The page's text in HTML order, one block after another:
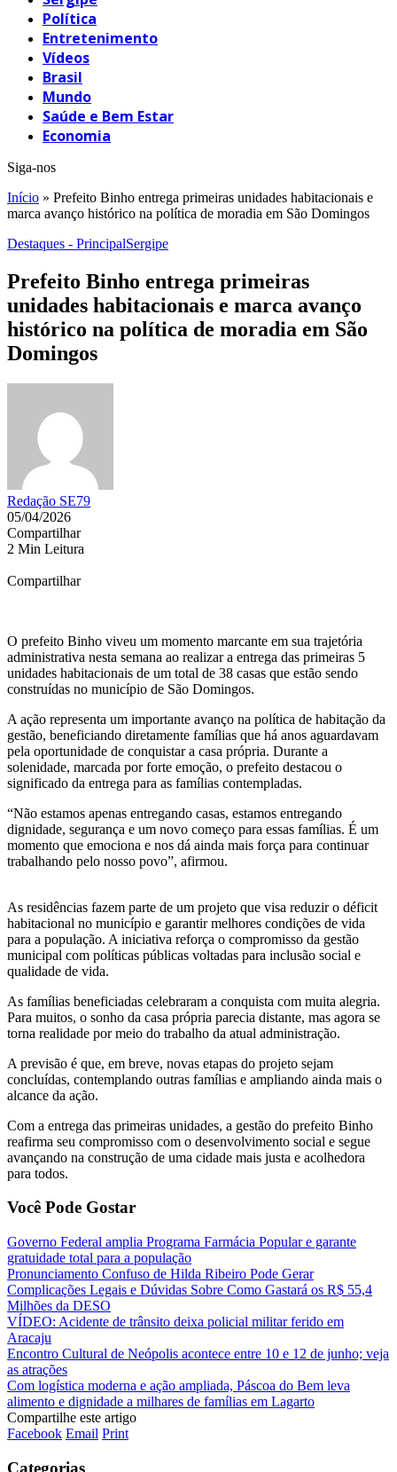
Política
Entretenimento
Vídeos
Brasil
Mundo
Saúde e Bem Estar
Economia
Siga-nos
Início » Prefeito Binho entrega primeiras unidades habitacionais e
marca avanço histórico na política de moradia em São Domingos
Destaques - PrincipalSergipe
Prefeito Binho entrega primeiras
unidades habitacionais e marca avanço
histórico na política de moradia em São
Domingos
Redação SE79
05/04/2026
Compartilhar
2 Min Leitura
Compartilhar
O prefeito Binho viveu um momento marcante em sua trajetória
administrativa nesta semana ao realizar a entrega das primeiras 5
unidades habitacionais de um total de 38 casas que estão sendo
construídas no município de São Domingos.
A ação representa um importante avanço na política de habitação da
gestão, beneficiando diretamente famílias que há anos aguardavam
pela oportunidade de conquistar a casa própria. Durante a
solenidade, marcada por forte emoção, o prefeito destacou o
significado da entrega para as famílias contempladas.
“Não estamos apenas entregando casas, estamos entregando
dignidade, segurança e um novo começo para essas famílias. É um
momento que emociona e nos dá ainda mais força para continuar
trabalhando pelo nosso povo”, afirmou.
As residências fazem parte de um projeto que visa reduzir o déficit
habitacional no município e garantir melhores condições de vida
para a população. A iniciativa reforça o compromisso da gestão
municipal com políticas públicas voltadas para inclusão social e
qualidade de vida.
As famílias beneficiadas celebraram a conquista com muita alegria.
Para muitos, o sonho da casa própria parecia distante, mas agora se
torna realidade por meio do trabalho da atual administração.
A previsão é que, em breve, novas etapas do projeto sejam
concluídas, contemplando outras famílias e ampliando ainda mais o
alcance da ação.
Com a entrega das primeiras unidades, a gestão do prefeito Binho
reafirma seu compromisso com o desenvolvimento social e segue
avançando na construção de uma cidade mais justa e acolhedora
para todos.
Você Pode Gostar
Governo Federal amplia Programa Farmácia Popular e garante
gratuidade total para a população
Pronunciamento Confuso de Hilda Ribeiro Pode Gerar
Complicações Legais e Dúvidas Sobre Como Gastará os R$ 55,4
Milhões da DESO
VÍDEO: Acidente de trânsito deixa policial militar ferido em
Aracaju
Encontro Cultural de Neópolis acontece entre 10 e 12 de junho; veja
as atrações
Com logística moderna e ação ampliada, Páscoa do Bem leva
alimento e dignidade a milhares de famílias em Lagarto
Compartilhe este artigo
Facebook Email Print
Categorias